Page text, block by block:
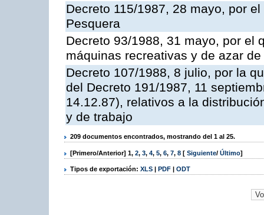
Decreto 115/1987, 28 mayo, por
Pesquera
Decreto 93/1988, 31 mayo, por el
máquinas recreativas y de azar
Decreto 107/1988, 8 julio, por la
del Decreto 191/1987, 11
14.12.87), relativos a la
y de trabajo
209 documentos encontrados, mostrando del 1 al 25.
[Primero/Anterior] 1, 2, 3, 4, 5, 6, 7, 8 [ Siguiente/ Último]
Tipos de exportación: XLS | PDF | ODT